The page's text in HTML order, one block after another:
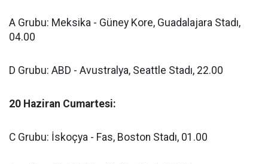
A Grubu: Meksika - Güney Kore, Guadalajara Stadı,
04.00
D Grubu: ABD - Avustralya, Seattle Stadı, 22.00
20 Haziran Cumartesi:
C Grubu: İskoçya - Fas, Boston Stadı, 01.00